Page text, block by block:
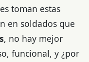
toman estas
en soldados que
, no hay mejor
funcional, y ¿por